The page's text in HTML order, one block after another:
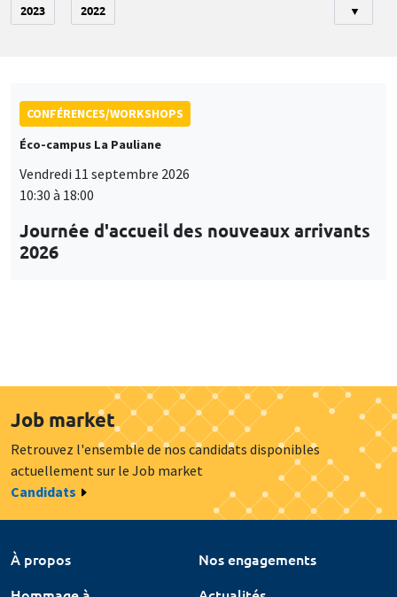
2023 2022 ▼
CONFÉRENCES/WORKSHOPS
Éco-campus La Pauliane
Vendredi 11 septembre 2026
10:30 à 18:00
Journée d'accueil des nouveaux arrivants
2026
Job market
Retrouvez l'ensemble de nos candidats disponibles
actuellement sur le Job market
Candidats
À propos
Nos engagements